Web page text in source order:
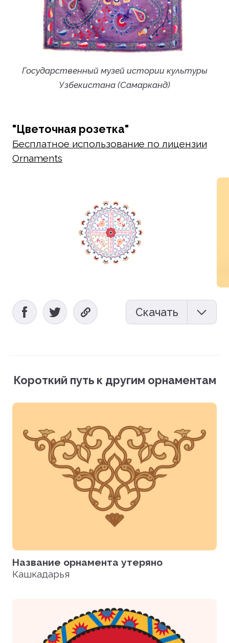
Государственный музей истории культуры
Узбекистана (Самарканд)
"Цветочная розетка"
Бесплатное использование по лицензии
Ornaments
Скачать
Фотографии (PNG)
Загрузить все файлы
Короткий путь к другим орнаментам
Название орнамента утеряно
Кашкадарья